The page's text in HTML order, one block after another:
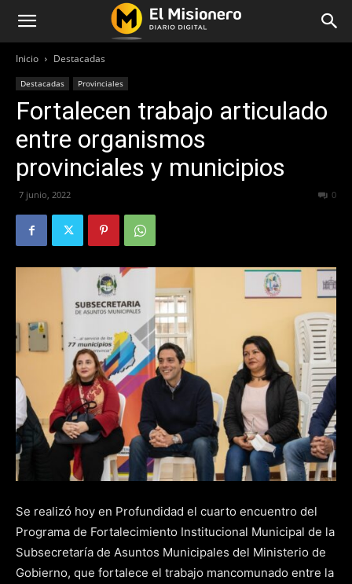
Inicio Destacadas
Destacadas Provinciales
Fortalecen trabajo articulado
entre organismos
provinciales y municipios
7 junio, 2022 0
Se realizó hoy en Profundidad el cuarto encuentro del
Programa de Fortalecimiento Institucional Municipal de la
Subsecretaría de Asuntos Municipales del Ministerio de
Gobierno, que fortalece el trabajo mancomunado entre la